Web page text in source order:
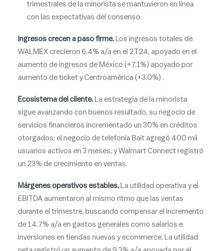
trimestrales de la minorista se mantuvieron en línea
con las expectativas del consenso.
Ingresos crecen a paso firme. Los ingresos totales de
WALMEX crecieron 6.4% a/a en el 2T24, apoyado en el
aumento de ingresos de México (+7.1%) apoyado por
aumento de ticket y Centroamérica (+3.0%) .
Ecosistema del cliente. La estrategia de la minorista
sigue avanzando con buenos resultado, su negocio de
servicios financieros incrementado un 30% en créditos
otorgados; el negocio de telefonía Bait agregó 400 mil
usuarios activos en 3 meses, y Walmart Connect registró
un 23% de crecimiento en ventas.
Márgenes operativos estables. La utilidad operativa y el
EBITDA aumentaron al mismo ritmo que las ventas
durante el trimestre, buscando compensar el incremento
de 14.7% a/a en gastos generales como salarios e
inversiones en tiendas nuevas y ecommerce. La utilidad